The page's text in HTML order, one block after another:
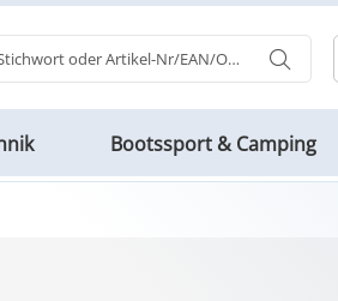
Bootssport & Camping